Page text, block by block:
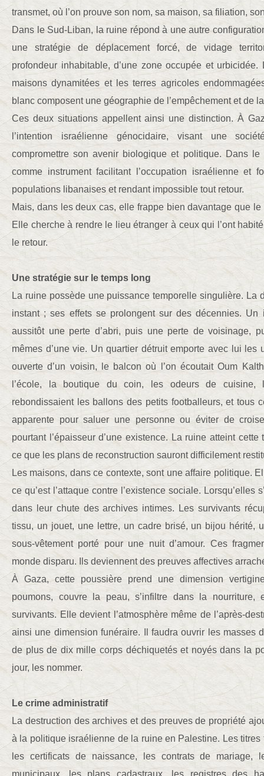
transmet, où l’on prouve son nom, sa maison, sa filiation,
Dans le Sud-Liban, la ruine répond à une autre
une stratégie de déplacement forcé, de vidage
profondeur inhabitable, d’une zone occupée et
maisons dynamitées et les terres agricoles
blanc composent une géographie de l’empêchement et de
Ces deux situations appellent ainsi une distinction. À
l’intention israélienne génocidaire, visant une
compromettre son avenir biologique et politique. Dans le
comme instrument facilitant l’occupation israélienne et
populations libanaises et rendant impossible tout retour.
Mais, dans les deux cas, elle frappe bien davantage que
Elle cherche à rendre le lieu étranger à ceux qui l’ont
le retour.
Une stratégie sur le temps long
La ruine possède une puissance temporelle singulière. La
instant ; ses effets se prolongent sur des décennies. Un
aussitôt une perte d’abri, puis une perte de voisinage,
mêmes d’une vie. Un quartier détruit emporte avec lui les
ouverte d’un voisin, le balcon où l’on écoutait Oum
l’école, la boutique du coin, les odeurs de cuisine,
rebondissaient les ballons des petits footballeurs, et tous
apparente pour saluer une personne ou éviter de
pourtant l’épaisseur d’une existence. La ruine atteint
ce que les plans de reconstruction sauront difficilement
Les maisons, dans ce contexte, sont une affaire politique.
ce qu’est l’attaque contre l’existence sociale. Lorsqu’elles
dans leur chute des archives intimes. Les survivants
tissu, un jouet, une lettre, un cadre brisé, un bijou hérité,
sous-vêtement porté pour une nuit d’amour. Ces
monde disparu. Ils deviennent des preuves affectives
À Gaza, cette poussière prend une dimension
poumons, couvre la peau, s’infiltre dans la nourriture,
survivants. Elle devient l’atmosphère même de l’après-
ainsi une dimension funéraire. Il faudra ouvrir les masses
de plus de dix mille corps déchiquetés et noyés dans la
jour, les nommer.
Le crime administratif
La destruction des archives et des preuves de propriété
à la politique israélienne de la ruine en Palestine. Les titres
les certificats de naissance, les contrats de mariage,
municipaux, les plans cadastraux, les registres des